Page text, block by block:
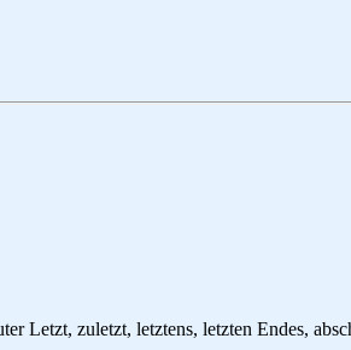
Letzt, zuletzt, letztens, letzten Endes,